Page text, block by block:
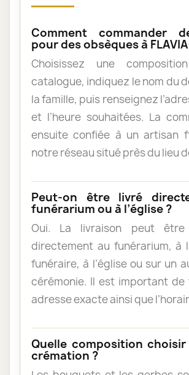
Comment commander
pour des obsèques à
Choisissez une
catalogue, indiquez le nom du
la famille, puis renseignez
et l’heure souhaitées. La
ensuite confiée à un artisan
notre réseau situé près du lieu
Peut-on être livré
funérarium ou à l’église ?
Oui. La livraison peut être
directement au funérarium, à
funéraire, à l’église ou sur un
cérémonie. Il est important de
adresse exacte ainsi que
Quelle composition
crémation ?